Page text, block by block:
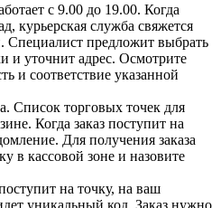
с 9.00 до 19.00. Когда
курьерская служба свяжется
Специалист предложит выбрать
и уточнит адрес. Осмотрите
и соответствие указанной
Список торговых точек для
Когда заказ поступит на
Для получения заказа
в кассовой зоне и назовите
на точку, на ваш
уникальный код. Заказ нужно